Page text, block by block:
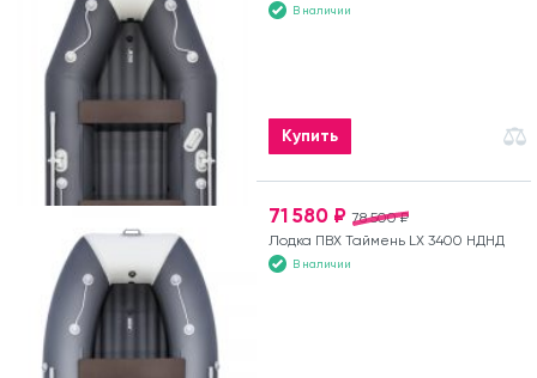
В наличии
Купить
78 500 ₽
71 580 ₽
Лодка ПВХ Таймень LX 3400 НДНД
В наличии